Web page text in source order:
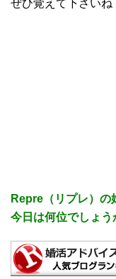
ぜひ覚えて下さいね
Repre（リプレ）の
今日は何位でしょう